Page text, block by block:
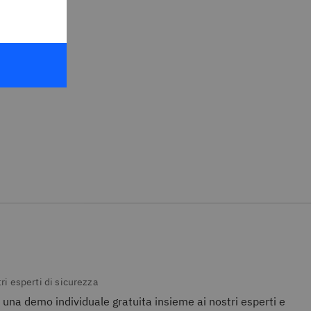
esperti di sicurezza
una demo individuale gratuita insieme ai nostri esperti e